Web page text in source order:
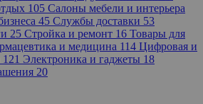
105 Салоны мебели и интерьера
45 Службы доставки 53
25 Стройка и ремонт 16 Товары для
и медицина 114 Цифровая и
121 Электроника и гаджеты 18
20